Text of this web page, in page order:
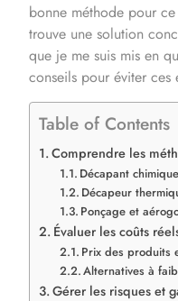
bonne méthode pour
trouve une solution
que je me suis mis en
conseils pour éviter ces
Table of Contents
Comprendre les
Décapant
Décapeur
Ponçage et
Évaluer les coûts
Prix des produits
Alternatives à
Gérer les risques et